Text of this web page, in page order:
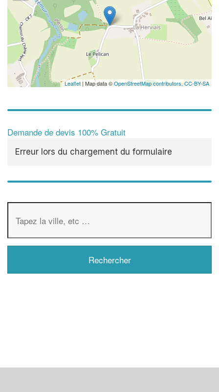
Leaflet | Map data ©OpenStreetMap contributors, CC-BY-SA
Demande de devis 100% Gratuit
Erreur lors du chargement du formulaire